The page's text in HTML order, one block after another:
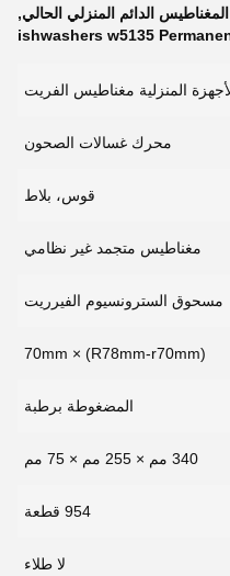
المغناطيس الدائم المنزلي الحالي,
ishwashers w5135
المنزلية مغناطيس الفريت
محرك غسالات الصحون
قوس، بلاط
مغناطيس متجمد غير نظامي
مسحوق السترونسيوم الفيرريت
(R78mm-r70mm) × 70mm
المضغوطة برطبة
340 مم × 255 مم × 75 مم
954 قطعة
لا طلاء